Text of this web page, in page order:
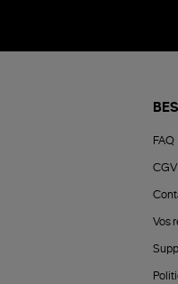
FAQ
CGV
Vos